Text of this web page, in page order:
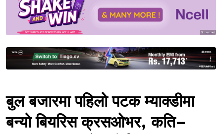
Sponsored
Sponsored
बुल बजारमा पहिलो पटक म्याक्डीमा
बन्यो बियरिस क्रसओभर, कति–